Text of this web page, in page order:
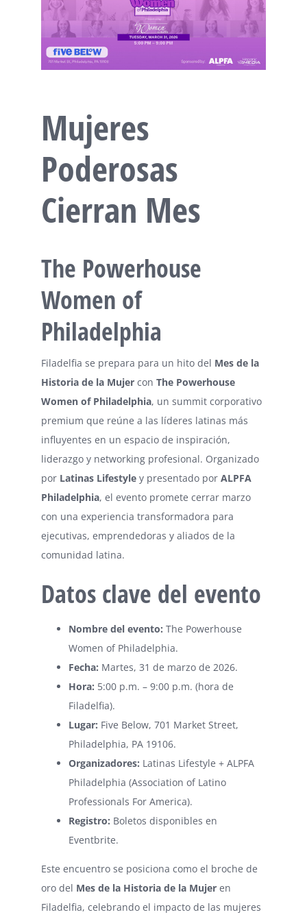
Mujeres
Poderosas
Cierran Mes
The Powerhouse
Women of
Philadelphia
Filadelfia se prepara para un hito del Mes de la
Historia de la Mujer con The Powerhouse
Women of Philadelphia, un summit corporativo
premium que reúne a las líderes latinas más
influyentes en un espacio de inspiración,
liderazgo y networking profesional. Organizado
por Latinas Lifestyle y presentado por ALPFA
Philadelphia, el evento promete cerrar marzo
con una experiencia transformadora para
ejecutivas, emprendedoras y aliados de la
comunidad latina.
Datos clave del evento
Nombre del evento: The Powerhouse
Women of Philadelphia.
Fecha: Martes, 31 de marzo de 2026.
Hora: 5:00 p.m. – 9:00 p.m. (hora de
Filadelfia).
Lugar: Five Below, 701 Market Street,
Philadelphia, PA 19106.
Organizadores: Latinas Lifestyle + ALPFA
Philadelphia (Association of Latino
Professionals For America).
Registro: Boletos disponibles en
Eventbrite.
Este encuentro se posiciona como el broche de
oro del Mes de la Historia de la Mujer en
Filadelfia, celebrando el impacto de las mujeres